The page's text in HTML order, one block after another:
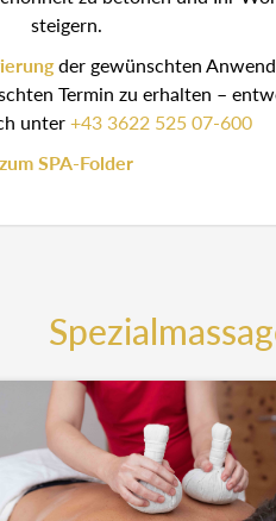
steigern.
der gewünschten
Termin zu erhalten –
unter +43 3622 525 07-600
zum SPA-Folder